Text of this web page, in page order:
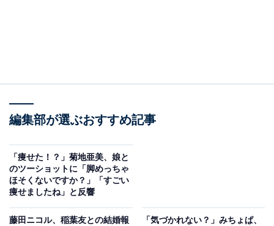
編集部が選ぶおすすめ記事
「痩せた！？」菊地亜美、娘と
のツーショットに「脚めっちゃ
ほそくないですか？」「すごい
痩せましたね」と反響
藤田ニコル、稲葉友との結婚報
「気づかれない？」みちょぱ、